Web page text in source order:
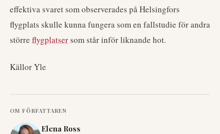
effektiva svaret som observerades på Helsingfors
flygplats skulle kunna fungera som en fallstudie för andra
större flygplatsersom står inför liknande hot.
Källor Yle
OM FÖRFATTAREN
Elena Ross